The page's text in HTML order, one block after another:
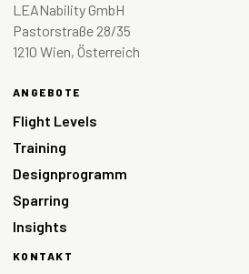
LEANability GmbH
Pastorstraße 28/35
1210 Wien, Österreich
ANGEBOTE
Flight Levels
Training
Designprogramm
Sparring
Insights
KONTAKT